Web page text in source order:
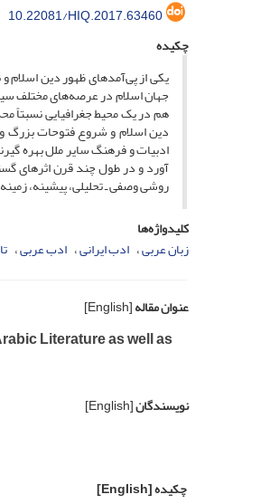
10.22081/HIQ.2017.63460
چکیده
یکی از پی‌آمدهای ظهور دین اسلام
جهان اسلام در عرصه‌های مختلف
هم در یک محیط جغرافیایی نسبتاً
دین اسلام و شروع فتوحات بزرگ و
ادبیات و فرهنگ سایر ملل بهره
آورد و در طول چند قرن اثرهای
روشی وصفی ـ تحلیلی، پیشینه،
کلیدواژه‌ها
زبان عربی ادب ایرانی ادب عربی
عنوان مقاله[English]
Literature as well as
نویسندگان[English]
چکیده[English]